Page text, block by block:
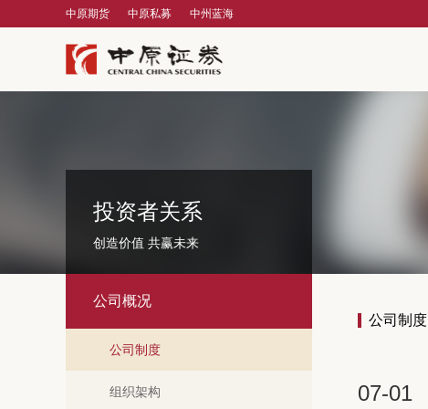
中原期货 中原私募 中州蓝海
投资者关系
创造价值 共赢未来
公司概况
公司制度
组织架构
公司制度
07-01